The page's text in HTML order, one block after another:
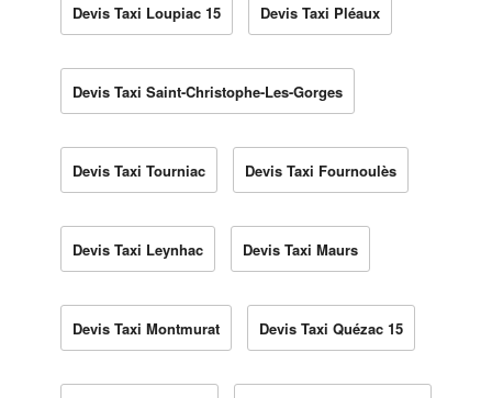
Devis Taxi Loupiac 15 Devis Taxi Pléaux
Devis Taxi Saint-Christophe-Les-Gorges
Devis Taxi Tourniac Devis Taxi Fournoulès
Devis Taxi Leynhac Devis Taxi Maurs
Devis Taxi Montmurat Devis Taxi Quézac 15